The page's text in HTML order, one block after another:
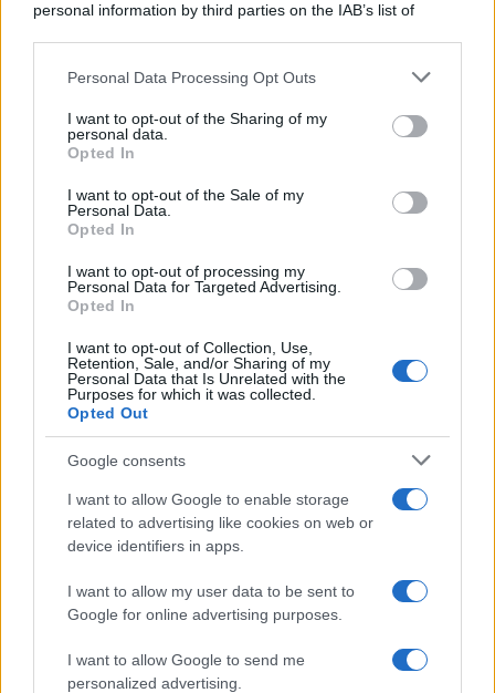
personal information by third parties on the IAB’s list of
This information may also be disclosed by us to third parties
disclose it to other third parties.
Please note that this website/app uses one or more Google
services and may gather and store information including but
not limited to your visit or usage behaviour. You may click to
grant or deny consent to Google and its third-party tags to
consent section.
Personal Data Processing Opt Outs
I want to opt-out of the Sharing of my
personal data.
Opted In
I want to opt-out of the Sale of my
Personal Data.
Opted In
I want to opt-out of processing my
Personal Data for Targeted Advertising.
Opted In
I want to opt-out of Collection, Use,
Retention, Sale, and/or Sharing of my
Personal Data that Is Unrelated with the
Purposes for which it was collected.
Opted Out
Google consents
I want to allow Google to enable storage
related to advertising like cookies on web or
device identifiers in apps.
I want to allow my user data to be sent to
Google for online advertising purposes.
I want to allow Google to send me
personalized advertising.